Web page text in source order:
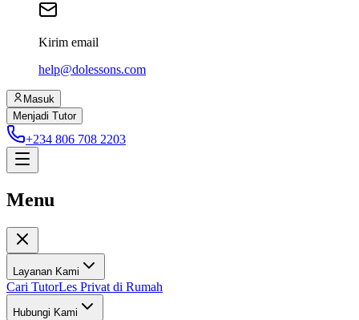
Kirim email
help@dolessons.com
Masuk
Menjadi Tutor
+234 806 708 2203
Menu
Layanan Kami
Cari TutorLes Privat di Rumah
Hubungi Kami